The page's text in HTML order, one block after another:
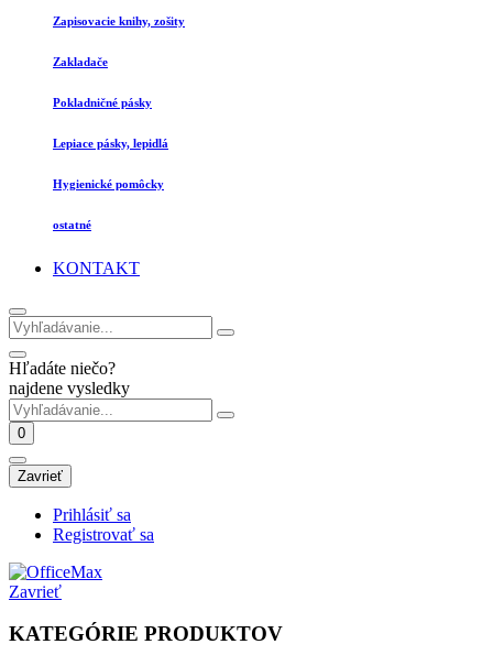
Zapisovacie knihy, zošity
Zakladače
Pokladničné pásky
Lepiace pásky, lepidlá
Hygienické pomôcky
ostatné
KONTAKT
Hľadáte niečo?
najdene vysledky
0
Zavrieť
Prihlásiť sa
Registrovať sa
Zavrieť
KATEGÓRIE PRODUKTOV